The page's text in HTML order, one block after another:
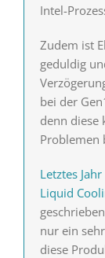
Intel-
Zudem ist
geduldig
bei der
denn diese
Problemen
Letztes
Liquid
nur ein
diese